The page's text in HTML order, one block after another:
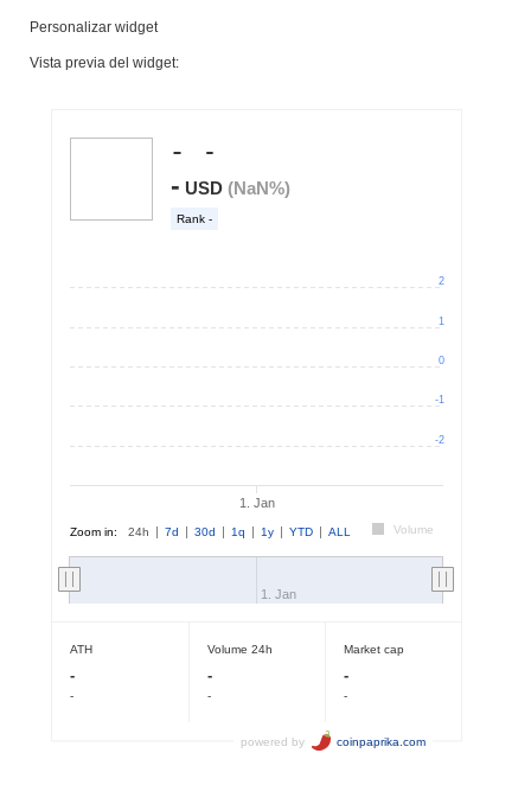
Personalizar widget
Vista previa del widget: